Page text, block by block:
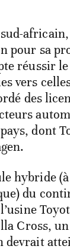
pour sa
réussir le
vers
des
dont
hybride
du
Cross,
devrait